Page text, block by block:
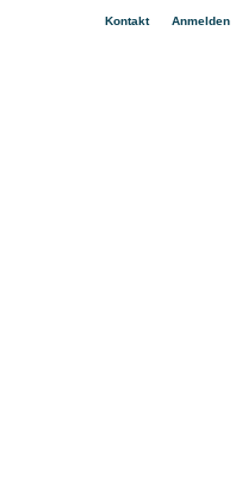
Kontakt| Anmelden